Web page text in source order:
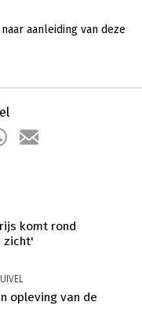
aanleiding van deze
komt rond
zicht'
opleving van de